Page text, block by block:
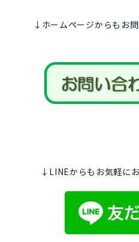
↓ホームページからもお
↓LINEからもお気軽に